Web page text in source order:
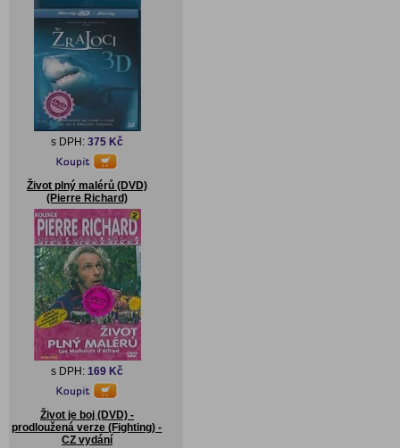
s DPH: 375 Kč
Život plný malérů (DVD)
(Pierre Richard)
s DPH: 169 Kč
Život je boj (DVD) -
prodloužená verze (Fighting) -
CZ vydání